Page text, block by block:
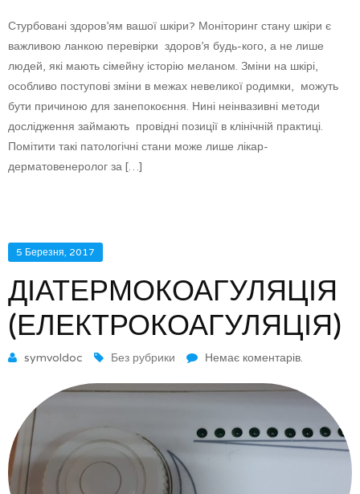
Стурбовані здоров’ям вашої шкіри? Моніторинг стану шкіри є
важливою ланкою перевірки здоров’я будь-кого, а не лише
людей, які мають сімейну історію меланом. Зміни на шкірі,
особливо поступові зміни в межах невеликої родимки, можуть
бути причиною для занепокоєння. Нині неінвазивні методи
дослідження займають провідні позиції в клінічній практиці.
Помітити такі патологічні стани може лише лікар-
дерматовенеролог за […]
5 Березня, 2017
ДІАТЕРМОКОАГУЛЯЦІЯ
(ЕЛЕКТРОКОАГУЛЯЦІЯ)
symvoldoc Без рубрики Немає коментарів.